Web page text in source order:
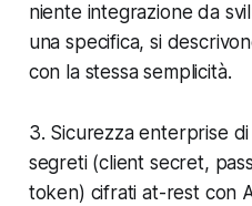
niente integrazione da
una specifica, si
con la stessa semplicità.
3. Sicurezza enterprise
segreti (client secret,
token) cifrati at-rest con